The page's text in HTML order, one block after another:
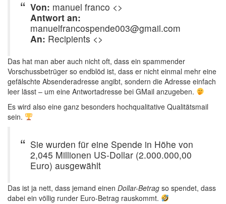
Von: manuel franco <>
Antwort an:
manuelfrancospende003@gmail.com
An: Recipients <>
Das hat man aber auch nicht oft, dass ein spammender
Vorschussbetrüger so endblöd ist, dass er nicht einmal mehr eine
gefälschte Absenderadresse angibt, sondern die Adresse einfach
leer lässt – um eine Antwortadresse bei GMail anzugeben.
Es wird also eine ganz besonders hochqualitative Qualitätsmail
sein.
Sie wurden für eine Spende in Höhe von
2,045 Millionen US-Dollar (2.000.000,00
Euro) ausgewählt
Das ist ja nett, dass jemand einen Dollar-Betrag so spendet, dass
dabei ein völlig runder Euro-Betrag rauskommt.